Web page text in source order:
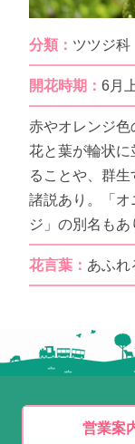
分類： ツツジ科
開花時期： 6月
赤やオレンジ色
花と葉が輪状に
ることや、群
諸説あり。「オ
ジ」の別名もあ
花言葉： あふれ
営業案